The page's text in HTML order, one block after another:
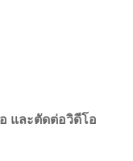
และตัดต่อวิดีโอ